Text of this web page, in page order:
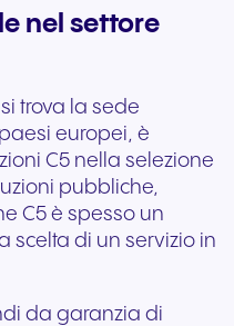
nel settore
trova la sede
europei, è
C5 nella selezione
pubbliche,
C5 è spesso un
scelta di un servizio in
da garanzia di